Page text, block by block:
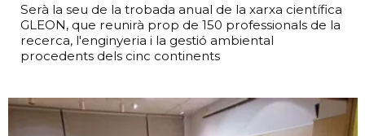
Serà la seu de la trobada anual de la xarxa científica
GLEON, que reunirà prop de 150 professionals de la
recerca, l'enginyeria i la gestió ambiental
procedents dels cinc continents